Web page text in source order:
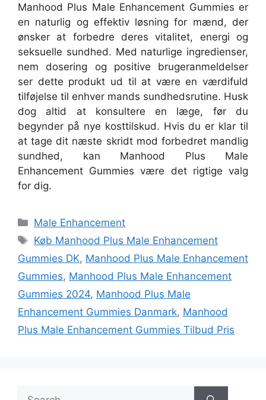
Manhood Plus Male Enhancement Gummies er
en naturlig og effektiv løsning for mænd, der
ønsker at forbedre deres vitalitet, energi og
seksuelle sundhed. Med naturlige ingredienser,
nem dosering og positive brugeranmeldelser
ser dette produkt ud til at være en værdifuld
tilføjelse til enhver mands sundhedsrutine. Husk
dog altid at konsultere en læge, før du
begynder på nye kosttilskud. Hvis du er klar til
at tage dit næste skridt mod forbedret mandlig
sundhed, kan Manhood Plus Male
Enhancement Gummies være det rigtige valg
for dig.
Categories
Male Enhancement
Tags
Køb Manhood Plus Male Enhancement
Gummies DK, Manhood Plus Male Enhancement
Gummies, Manhood Plus Male Enhancement
Gummies 2024, Manhood Plus Male
Enhancement Gummies Danmark, Manhood
Plus Male Enhancement Gummies Tilbud Pris
Search